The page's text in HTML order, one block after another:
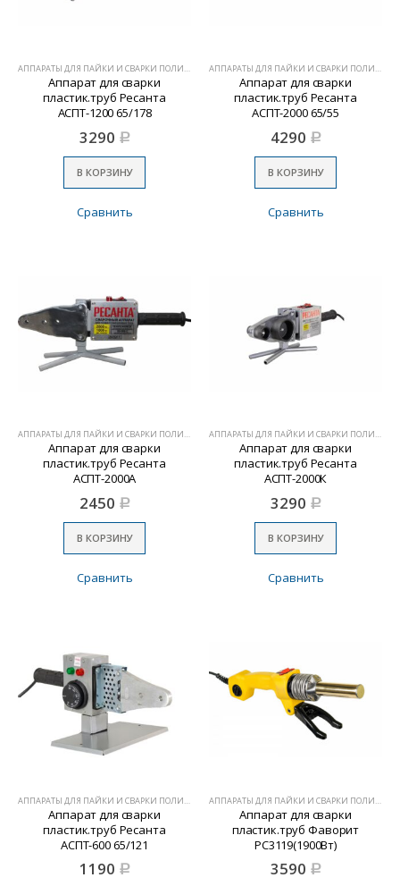
АППАРАТЫ ДЛЯ ПАЙКИ И СВАРКИ ПОЛИМЕРОВ
Аппарат для сварки
пластик.труб Ресанта
АСПТ-1200 65/178
3290 Р
В КОРЗИНУ
Сравнить
АППАРАТЫ ДЛЯ ПАЙКИ И СВАРКИ ПОЛИМЕРОВ
Аппарат для сварки
пластик.труб Ресанта
АСПТ-2000 65/55
4290 Р
В КОРЗИНУ
Сравнить
АППАРАТЫ ДЛЯ ПАЙКИ И СВАРКИ ПОЛИМЕРОВ
Аппарат для сварки
пластик.труб Ресанта
АСПТ-2000А
2450 Р
В КОРЗИНУ
Сравнить
АППАРАТЫ ДЛЯ ПАЙКИ И СВАРКИ ПОЛИМЕРОВ
Аппарат для сварки
пластик.труб Ресанта
АСПТ-2000К
3290 Р
В КОРЗИНУ
Сравнить
Аппарат для сварки
пластик.труб Ресанта
АСПТ-600 65/121
1190 Р
Аппарат для сварки
пластик.труб Фаворит
РС3119(1900Вт)
3590 Р